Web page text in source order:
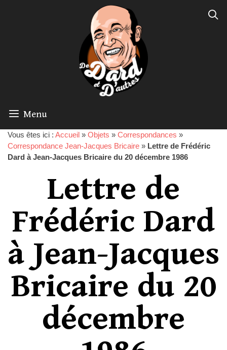
Menu
Vous êtes ici : Accueil » Objets » Correspondances »
Correspondance Jean-Jacques Bricaire » Lettre de Frédéric
Dard à Jean-Jacques Bricaire du 20 décembre 1986
Lettre de
Frédéric Dard
à Jean-Jacques
Bricaire du 20
décembre